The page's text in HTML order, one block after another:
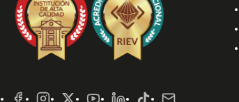
Sociales